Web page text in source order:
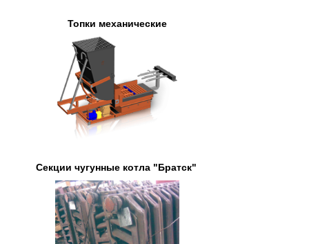
Топки механические
Секции чугунные котла "Братск"